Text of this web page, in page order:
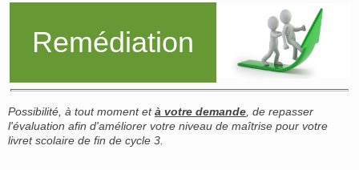
Remédiation
Possibilité, à tout moment età votre demande , de repasser
l'évaluation afin d'améliorer votre niveau de maîtrise pour votre
livret scolaire de fin de cycle 3.